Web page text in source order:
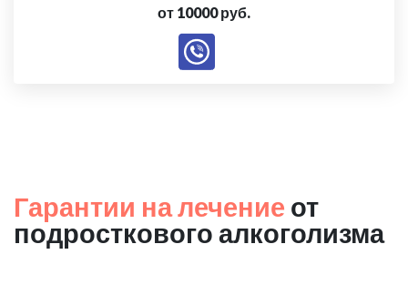
от 10000 руб.
Гарантии на лечение от
подросткового алкоголизма